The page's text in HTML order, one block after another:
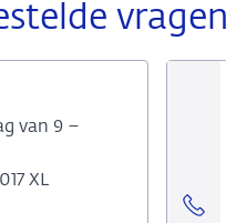
vragen
van 9 –
XL